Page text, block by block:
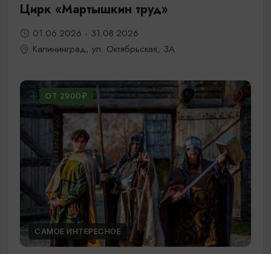
Цирк «Мартышкин труд»
01.06.2026 - 31.08.2026
Калининград, ул. Октябрьская, 3А
ОТ 2900₽
САМОЕ ИНТЕРЕСНОЕ